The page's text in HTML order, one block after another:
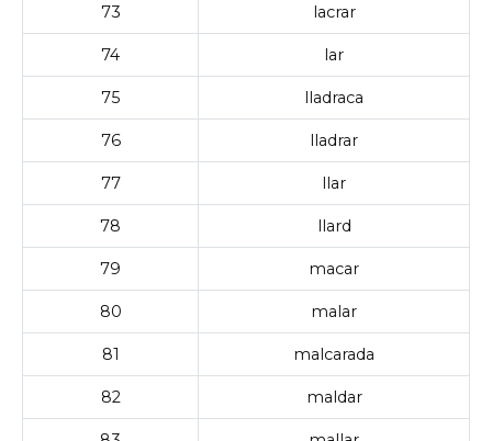
73 lacrar
74 lar
75 lladraca
76 lladrar
77 llar
78 llard
79 macar
80 malar
81 malcarada
82 maldar